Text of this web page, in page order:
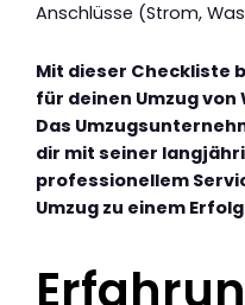
Anschlüsse (Strom,
Mit dieser Checkliste
für deinen Umzug
Das
dir mit seiner
professionellem
Umzug zu einem